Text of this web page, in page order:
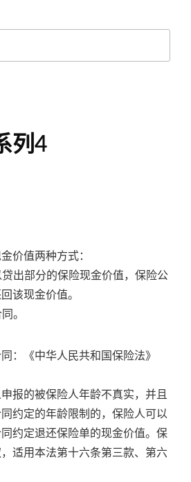
列4
价值两种方式：
出部分的保险现金价值，保险公
该现金价值。
。
：《中华人民共和国保险法》
报的被保险人年龄不真实，并且
约定的年龄限制的，保险人可以
约定退还保险单的现金价值。保
适用本法第十六条第三款、第六